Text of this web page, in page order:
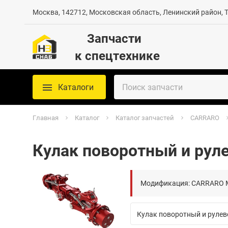
Москва, 142712, Московская область, Ленинский район,
Запчасти
к спецтехнике
Каталоги
Главная Каталог Каталог запчастей CARRARO
Кулак поворотный и
Модификация: CARRARO